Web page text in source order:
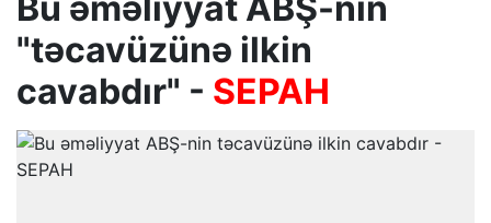
"təcavüzünə ilkin
cavabdır" - SEPAH